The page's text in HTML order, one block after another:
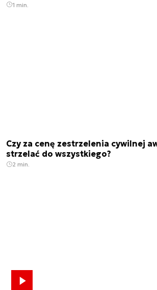
1 min.
Czy za cenę zestrzelenia cywilnej
strzelać do wszystkiego?
2 min.